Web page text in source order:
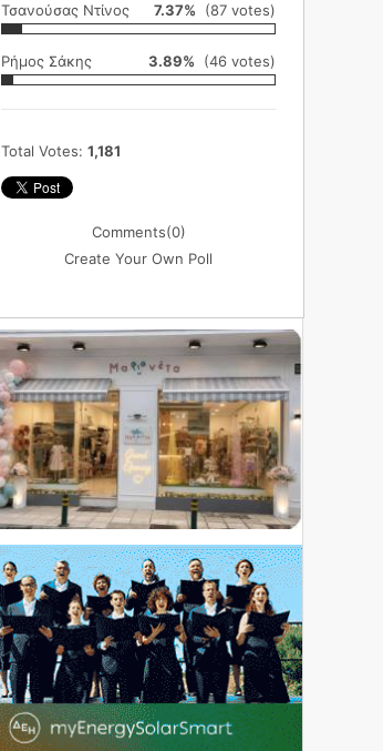
Τσανούσας Ντίνος 7.37% (87 votes)
Ρήμος Σάκης 3.89% (46 votes)
Total Votes: 1,181
Comments(0)
Create Your Own Poll